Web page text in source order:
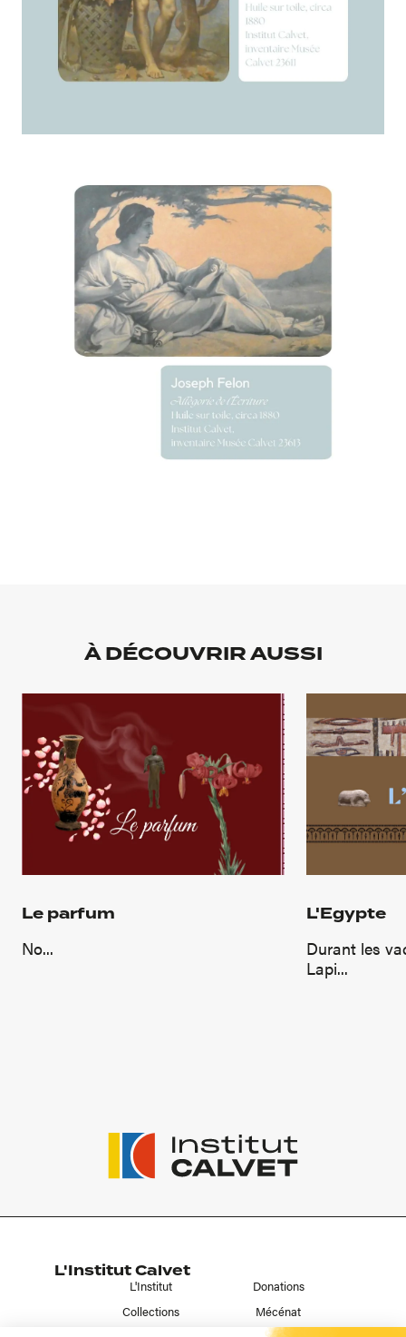
À DÉCOUVRIR AUSSI
Le parfum
No...
L'Egypte
Durant les
Lapi...
L'Institut Calvet
L'Institut
Collections
Donations
Mécénat